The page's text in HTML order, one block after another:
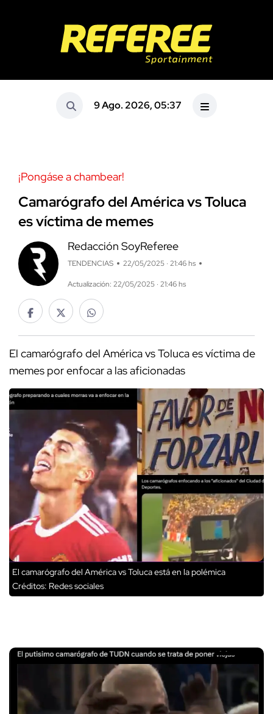
9 Ago. 2026, 05:37
¡Pongáse a chambear!
Camarógrafo del América vs Toluca
es víctima de memes
Redacción SoyReferee
TENDENCIAS 22/05/2025 · 21:46 hs
Actualización: 22/05/2025 · 21:46 hs
El camarógrafo del América vs Toluca es víctima de
memes por enfocar a las aficionadas
El camarógrafo del América vs Toluca está en la polémica
Créditos: Redes sociales